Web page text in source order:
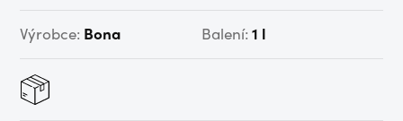
Výrobce: Bona Balení: 1 l